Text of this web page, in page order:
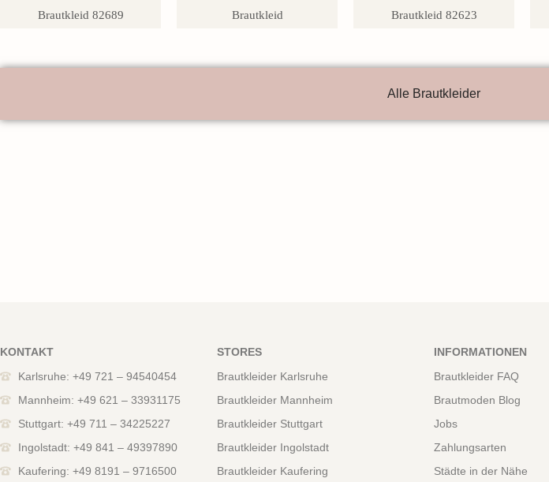
Brautkleid 82689 Brautkleid Brautkleid 82623
Alle Brautkleider
KONTAKT
Karlsruhe: +49 721 – 94540454
Mannheim: +49 621 – 33931175
Stuttgart: +49 711 – 34225227
Ingolstadt: +49 841 – 49397890
Kaufering: +49 8191 – 9716500
STORES
Brautkleider Karlsruhe
Brautkleider Mannheim
Brautkleider Stuttgart
Brautkleider Ingolstadt
Brautkleider Kaufering
INFORMATIONEN
Brautkleider FAQ
Brautmoden Blog
Jobs
Zahlungsarten
Städte in der Nähe